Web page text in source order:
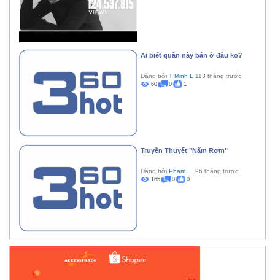
Ai biết quần này bán ở đâu ko?
Đăng bởi T Minh L 113 tháng trước
60 0 1
Truyền Thuyết "Nấm Rơm"
Đăng bởi Phạm ... 96 tháng trước
165 0 0